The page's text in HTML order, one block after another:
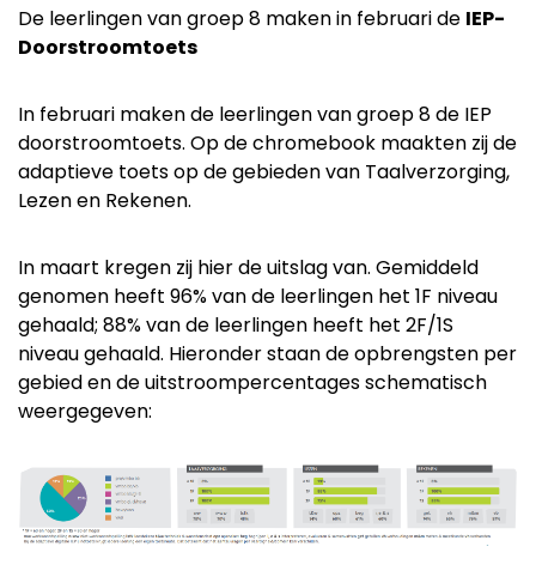
De leerlingen van groep 8 maken in februari de IEP-
Doorstroomtoets
In februari maken de leerlingen van groep 8 de IEP
doorstroomtoets. Op de chromebook maakten zij de
adaptieve toets op de gebieden van Taalverzorging,
Lezen en Rekenen.
In maart kregen zij hier de uitslag van. Gemiddeld
genomen heeft 96% van de leerlingen het 1F niveau
gehaald; 88% van de leerlingen heeft het 2F/1S
niveau gehaald. Hieronder staan de opbrengsten per
gebied en de uitstroompercentages schematisch
weergegeven: